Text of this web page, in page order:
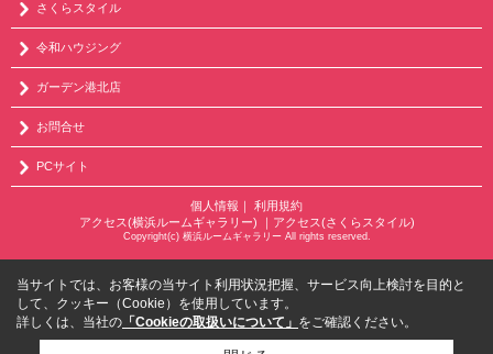
さくらスタイル
令和ハウジング
ガーデン港北店
お問合せ
PCサイト
個人情報
利用規約
アクセス(横浜ルームギャラリー)
アクセス(さくらスタイル)
Copyright(c) 横浜ルームギャラリー All rights reserved.
当サイトでは、お客様の当サイト利用状況把握、サービス向上検討を目的と
して、クッキー（Cookie）を使用しています。
詳しくは、当社の 「Cookieの取扱いについて」 をご確認ください。